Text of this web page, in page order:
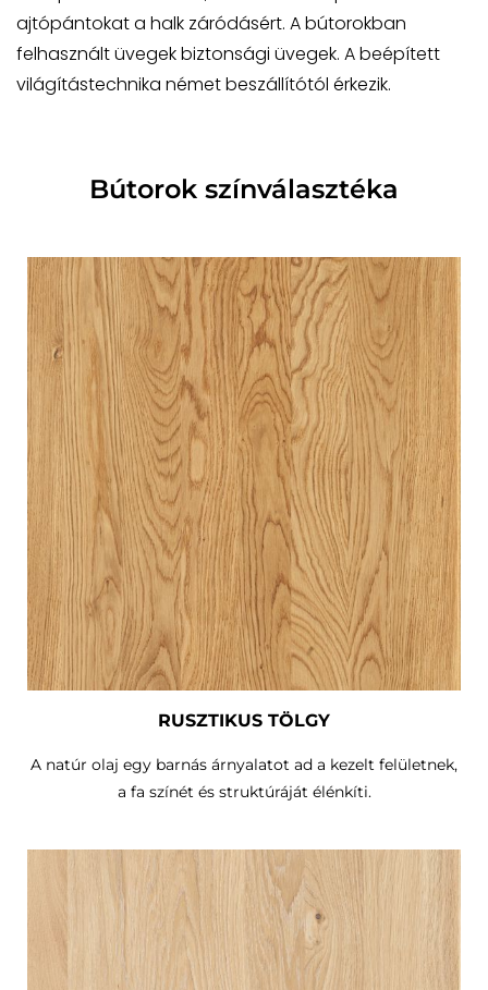
ajtópántokat a halk záródásért. A bútorokban
felhasznált üvegek biztonsági üvegek. A beépített
világítástechnika német beszállítótól érkezik.
Bútorok színválasztéka
RUSZTIKUS TÖLGY
A natúr olaj egy barnás árnyalatot ad a kezelt felületnek,
a fa színét és struktúráját élénkíti.